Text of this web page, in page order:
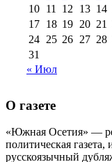
10 11 12 13 14
17 18 19 20 21
24 25 26 27 28
31
« Июл
О газете
«Южная Осетия» —
политическая газета,
русскоязычный